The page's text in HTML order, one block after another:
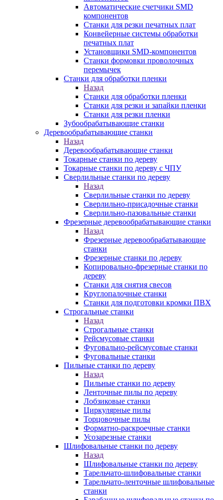
Автоматические счетчики SMD
компонентов
Станки для резки печатных плат
Конвейерные системы обработки
печатных плат
Установщики SMD-компонентов
Станки формовки проволочных
перемычек
Станки для обработки пленки
Назад
Станки для обработки пленки
Станки для резки и запайки пленки
Станки для резки пленки
Зубообрабатывающие станки
Деревообрабатывающие станки
Назад
Деревообрабатывающие станки
Токарные станки по дереву
Токарные станки по дереву с ЧПУ
Сверлильные станки по дереву
Назад
Сверлильные станки по дереву
Сверлильно-присадочные станки
Сверлильно-пазовальные станки
Фрезерные деревообрабатывающие станки
Назад
Фрезерные деревообрабатывающие
станки
Фрезерные станки по дереву
Копировально-фрезерные станки по
дереву
Станки для снятия свесов
Круглопалочные станки
Станки для подготовки кромки ПВХ
Строгальные станки
Назад
Строгальные станки
Рейсмусовые станки
Фуговально-рейсмусовые станки
Фуговальные станки
Пильные станки по дереву
Назад
Пильные станки по дереву
Ленточные пилы по дереву
Лобзиковые станки
Циркулярные пилы
Торцовочные пилы
Форматно-раскроечные станки
Усозарезные станки
Шлифовальные станки по дереву
Назад
Шлифовальные станки по дереву
Тарельчато-шлифовальные станки
Тарельчато-ленточные шлифовальные
станки